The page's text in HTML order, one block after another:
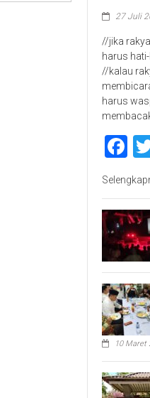
27 Juli
//jika
harus
//kalau
harus
10 Maret